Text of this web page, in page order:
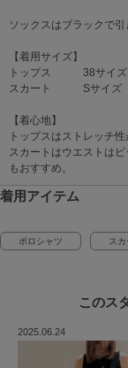
ソックスはブラックで引
【着用サイズ】
トップス 38サイズ（
スカート Sサイズ
【着心地】
トップスはストレッチ
スカートはウエストは
もおすすめ。
着用アイテム
ポロシャツ スカ
このス
2025.06.24